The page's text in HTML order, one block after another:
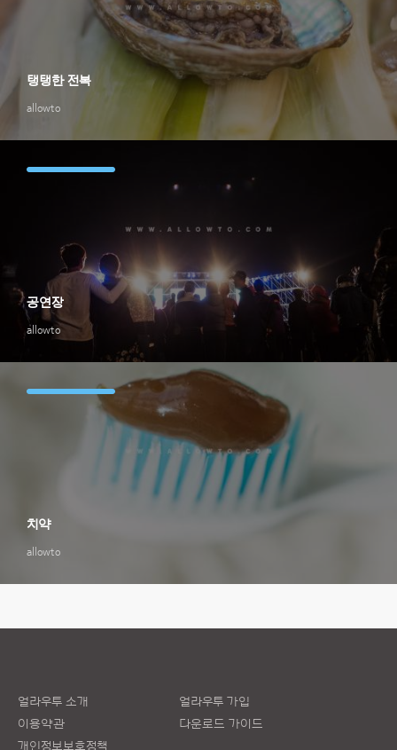
allowto
탱탱한 전복
allowto
공연장
allowto
치약
얼라우투 소개
이용약관
개인정보보호정책
얼라우투 가입
다운로드 가이드